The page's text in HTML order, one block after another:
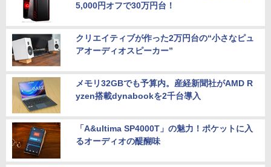
5,000円オフで30万円台！
クリエイティブが作った2万円台の“小さなピュ
アオーディオスピーカー”
メモリ32GBでも予算内。産経新聞社がAMD R
yzen搭載dynabookを2千台導入
「A&ultima SP4000T」の魅力！ポケットに入
るオーディオの醍醐味